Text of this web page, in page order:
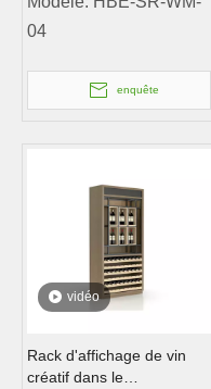
04
enquête
vidéo
Rack d'affichage de vin
créatif dans le